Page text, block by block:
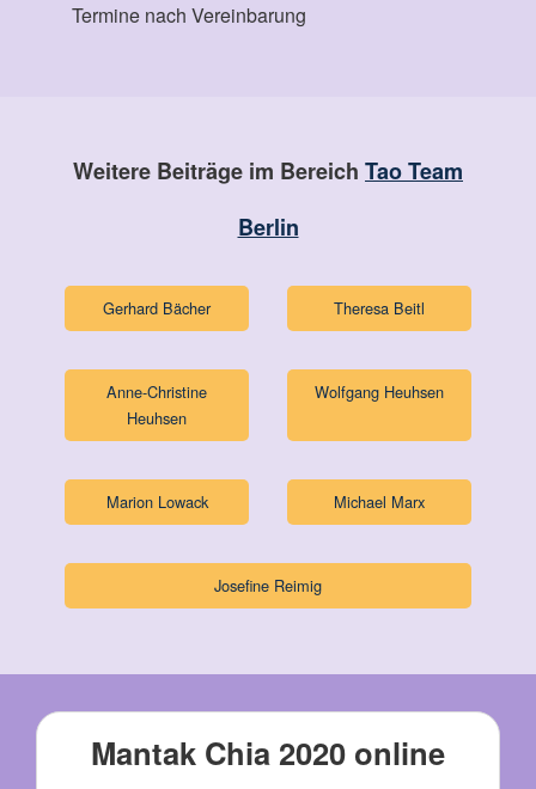
Termine nach Vereinbarung
Weitere Beiträge im Bereich Tao Team
Berlin
Gerhard Bächer Theresa Beitl
Anne-Christine
Heuhsen
Wolfgang Heuhsen
Marion Lowack Michael Marx
Josefine Reimig
Mantak Chia 2020 online